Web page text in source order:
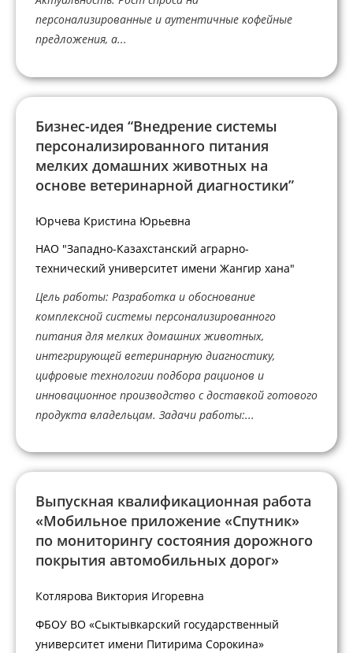
персонализированные и аутентичные кофейные
предложения, а...
Бизнес-идея “Внедрение системы
персонализированного питания
мелких домашних животных на
основе ветеринарной диагностики”
Юрчева Кристина Юрьевна
НАО "Западно-Казахстанский аграрно-
технический университет имени Жангир хана"
Цель работы: Разработка и обоснование
комплексной системы персонализированного
питания для мелких домашних животных,
интегрирующей ветеринарную диагностику,
цифровые технологии подбора рационов и
инновационное производство с доставкой готового
продукта владельцам. Задачи работы:...
Выпускная квалификационная работа
«Мобильное приложение «Спутник»
по мониторингу состояния дорожного
покрытия автомобильных дорог»
Котлярова Виктория Игоревна
ФБОУ ВО «Сыктывкарский государственный
университет имени Питирима Сорокина»